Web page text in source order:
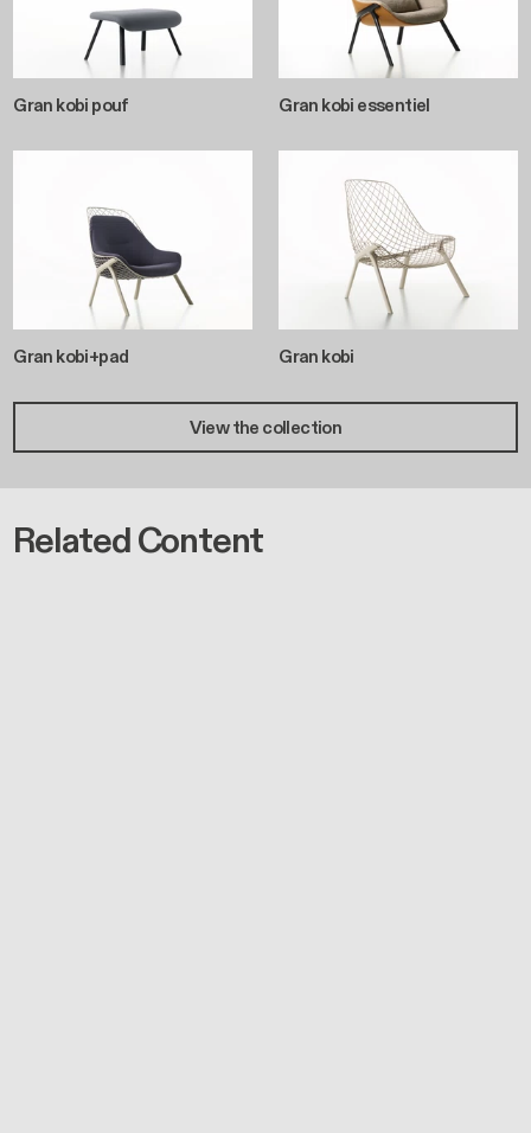
Gran kobi pouf Gran kobi essentiel
Gran kobi+pad Gran kobi
View the collection
Related Content